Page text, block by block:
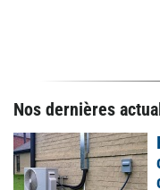
Nos dernières